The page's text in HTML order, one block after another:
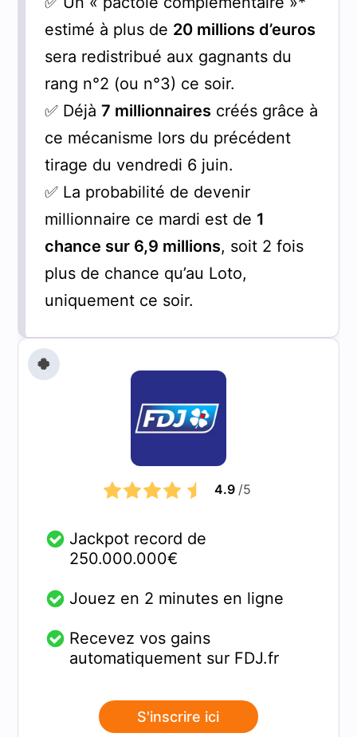
estimé à plus de 20 millions d’euros
sera redistribué aux gagnants du
rang n°2 (ou n°3) ce soir.
✅ Déjà 7 millionnairescréés grâce à
ce mécanisme lors du précédent
tirage du vendredi 6 juin.
✅ La probabilité de devenir
millionnaire ce mardi est de 1
chance sur 6,9 millions, soit 2 fois
plus de chance qu’au Loto,
uniquement ce soir.
🍀
4.9 /5
Jackpot record de
250.000.000€
Jouez en 2 minutes en ligne
Recevez vos gains
automatiquement sur FDJ.fr
S'inscrire ici